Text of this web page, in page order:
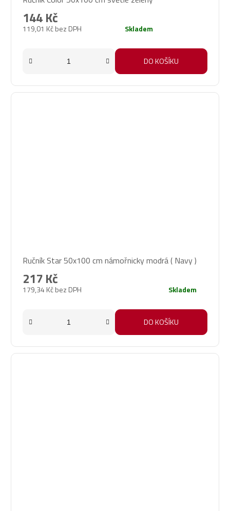
produktu
je
119,01 Kč bez DPH
144 Kč
Skladem
DO KOŠÍKU
Ručník Star 50x100 cm námořnicky modrá ( Navy )
179,34 Kč bez DPH
217 Kč
Skladem
DO KOŠÍKU